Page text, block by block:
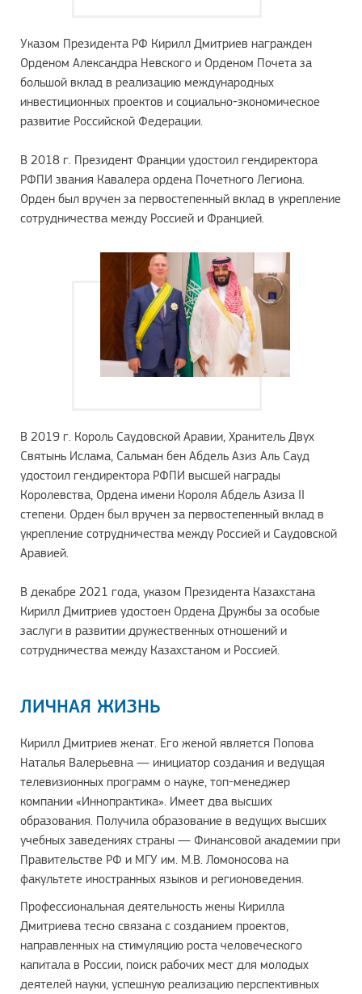
Указом Президента РФ Кирилл Дмитриев награжден
Орденом Александра Невского и Орденом Почета за
большой вклад в реализацию международных
инвестиционных проектов и социально-экономическое
развитие Российской Федерации.
В 2018 г. Президент Франции удостоил гендиректора
РФПИ звания Кавалера ордена Почетного Легиона.
Орден был вручен за первостепенный вклад в укрепление
сотрудничества между Россией и Францией.
В 2019 г. Король Саудовской Аравии, Хранитель Двух
Святынь Ислама, Сальман бен Абдель Азиз Аль Сауд
удостоил гендиректора РФПИ высшей награды
Королевства, Ордена имени Короля Абдель Азиза II
степени. Орден был вручен за первостепенный вклад в
укрепление сотрудничества между Россией и Саудовской
Аравией.
В декабре 2021 года, указом Президента Казахстана
Кирилл Дмитриев удостоен Ордена Дружбы за особые
заслуги в развитии дружественных отношений и
сотрудничества между Казахстаном и Россией.
ЛИЧНАЯ ЖИЗНЬ
Кирилл Дмитриев женат. Его женой является Попова
Наталья Валерьевна — инициатор создания и ведущая
телевизионных программ о науке, топ-менеджер
компании «Иннопрактика». Имеет два высших
образования. Получила образование в ведущих высших
учебных заведениях страны — Финансовой академии при
Правительстве РФ и МГУ им. М.В. Ломоносова на
факультете иностранных языков и регионоведения.
Профессиональная деятельность жены Кирилла
Дмитриева тесно связана с созданием проектов,
направленных на стимуляцию роста человеческого
капитала в России, поиск рабочих мест для молодых
деятелей науки, успешную реализацию перспективных